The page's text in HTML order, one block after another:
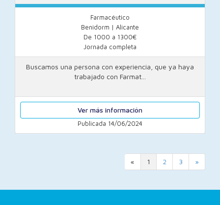
Farmacéutico
Benidorm | Alicante
De 1000 a 1300€
Jornada completa
Buscamos una persona con experiencia, que ya haya
trabajado con Farmat...
Ver más información
Publicada 14/06/2024
« 1 2 3 »